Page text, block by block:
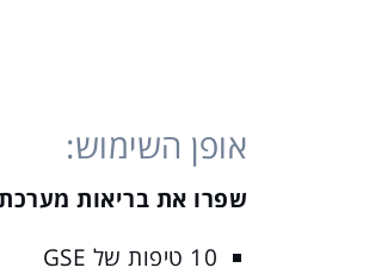
אופן השימוש:
שפרו את בריאות
10 טיפות של GSE